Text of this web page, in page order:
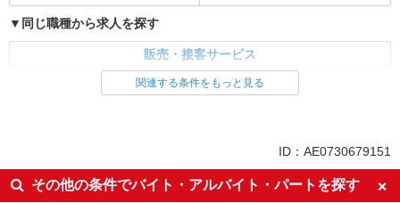
同じ職種から求人を探す
販売・接客サービス
英語が活かせる
ボーナス・賞与あり
日払い
車通勤OK
関連する条件をもっと見る
ID：AE0730679151
その他の条件でバイト・アルバイト・パートを探す